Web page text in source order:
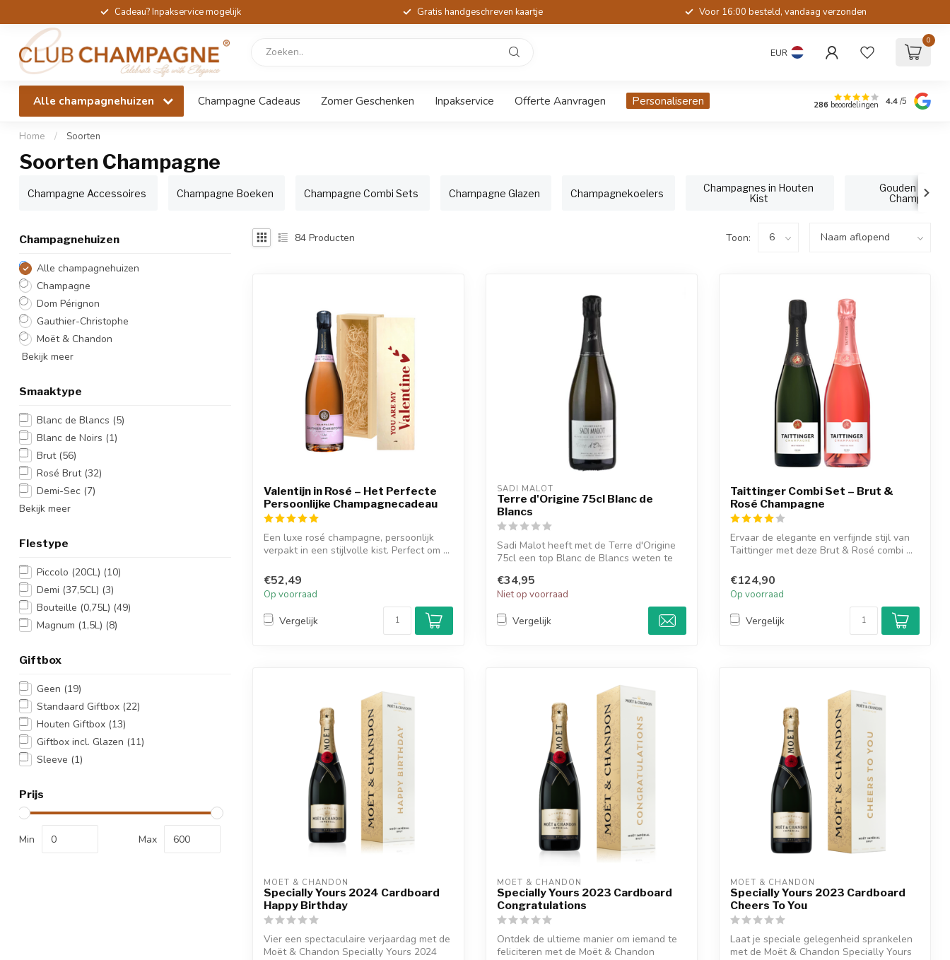
Cadeau? Inpakservice mogelijk Gratis handgeschreven kaartje Voor 16:00 besteld, vandaag verzonden
EUR
0
Alle champagnehuizen Champagne Cadeaus Zomer Geschenken Inpakservice Offerte Aanvragen Personaliseren 286 beoordelingen 4.4/5
Home / Soorten
Soorten Champagne
Champagne Accessoires Champagne Boeken Champagne Combi Sets Champagne Glazen Champagnekoelers
Champagnes in Houten
Kist
Gouden
Champagne
Champagnehuizen
Alle champagnehuizen
Champagne
Dom Pérignon
Gauthier-Christophe
Moët & Chandon
Bekijk meer
Smaaktype
Blanc de Blancs (5)
Blanc de Noirs (1)
Brut (56)
Rosé Brut (32)
Demi-Sec (7)
Bekijk meer
Flestype
Piccolo (20CL) (10)
Demi (37,5CL) (3)
Bouteille (0,75L) (49)
Magnum (1,5L) (8)
Giftbox
Geen (19)
Standaard Giftbox (22)
Houten Giftbox (13)
Giftbox incl. Glazen (11)
Sleeve (1)
Prijs
Min Max
84 Producten Toon:
Valentijn in Rosé – Het Perfecte
Persoonlijke Champagnecadeau
Een luxe rosé champagne, persoonlijk
verpakt in een stijlvolle kist. Perfect om ...
€52,49
Op voorraad
Vergelijk
SADI MALOT
Terre d'Origine 75cl Blanc de
Blancs
Sadi Malot heeft met de Terre d'Origine
75cl een top Blanc de Blancs weten te
€34,95
Niet op voorraad
Vergelijk
Taittinger Combi Set – Brut &
Rosé Champagne
Ervaar de elegante en verfijnde stijl van
Taittinger met deze Brut & Rosé combi ...
€124,90
Op voorraad
Vergelijk
MOËT & CHANDON
Specially Yours 2024 Cardboard
Happy Birthday
Vier een spectaculaire verjaardag met de
Moët & Chandon Specially Yours 2024
MOËT & CHANDON
Specially Yours 2023 Cardboard
Congratulations
Ontdek de ultieme manier om iemand te
feliciteren met de Moët & Chandon
MOËT & CHANDON
Specially Yours 2023 Cardboard
Cheers To You
Laat je speciale gelegenheid sprankelen
met de Moët & Chandon Specially Yours